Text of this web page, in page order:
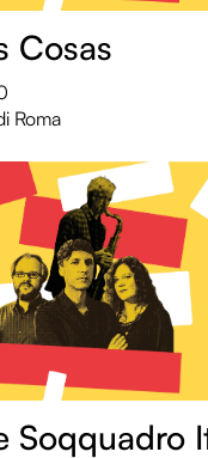
Cosas
Roma
Soqquadro